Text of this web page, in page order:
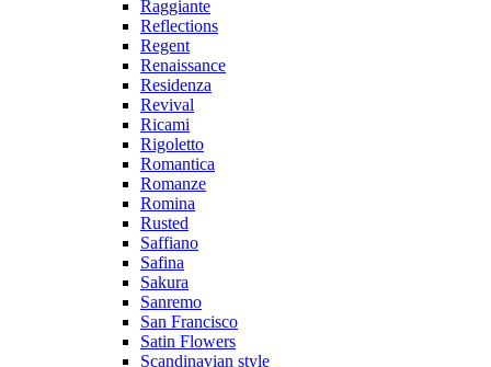
Raggiante
Reflections
Regent
Renaissance
Residenza
Revival
Ricami
Rigoletto
Romantica
Romanze
Romina
Rusted
Saffiano
Safina
Sakura
Sanremo
San Francisco
Satin Flowers
Scandinavian style